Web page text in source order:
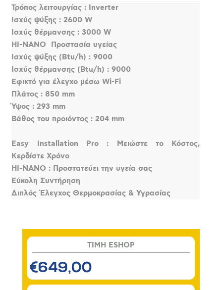
Τρόπος λειτουργίας : Inverter
Ισχύς ψύξης : 2600 W
Ισχύς θέρμανσης : 3000 W
HI-NANO  Προστασία υγείας
Ισχύς ψύξης (Btu/h) : 9000
Ισχύς θέρμανσης (Btu/h) : 9000
Εφικτό για έλεγχο μέσω Wi-Fi
Πλάτος : 850 mm
Ύψος : 293 mm
Βάθος του προιόντος : 204 mm
Easy Installation Pro : Μειώστε το Κόστος,
Κερδίστε Χρόνο
HI-NANO : Προστατεύει την υγεία σας
Εύκολη Συντήρηση
Διπλός Έλεγχος Θερμοκρασίας & Υγρασίας
TIMH ESHOP
€649,00